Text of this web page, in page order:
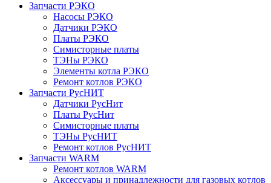
Запчасти РЭКО
Насосы РЭКО
Датчики РЭКО
Платы РЭКО
Симисторные платы
ТЭНы РЭКО
Элементы котла РЭКО
Ремонт котлов РЭКО
Запчасти РусНИТ
Датчики РусНит
Платы РусНит
Симисторные платы
ТЭНы РусНИТ
Ремонт котлов РусНИТ
Запчасти WARM
Ремонт котлов WARM
Аксессуары и принадлежности для газовых котлов